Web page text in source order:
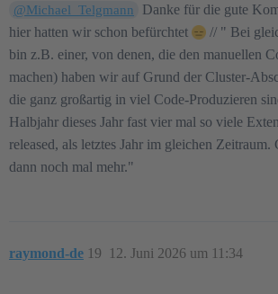
@Michael_Telgmann
Danke für die gute
hier hatten wir schon befürchtet
// " Bei
bin z.B. einer, von denen, die den manuellen
machen) haben wir auf Grund der Cluster-
die ganz großartig in viel Code-Produzieren
Halbjahr dieses Jahr fast vier mal so viele
released, als letztes Jahr im gleichen
dann noch mal mehr."
raymond-de 12. Juni 2026 um 11:34
19